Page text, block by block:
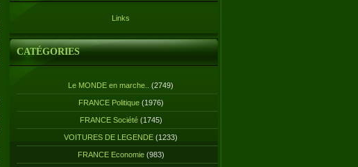
Links
CATÉGORIES
Le MONDE en marche.. (2749)
FRANCE Politique(1976)
FRANCE Société(1745)
VOITURES DE LEGENDE (1233)
FRANCE Economie(983)